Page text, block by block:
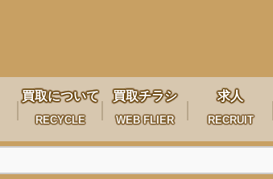
買取について
RECYCLE
買取チラシ
WEB FLIER
求人
RECRUIT